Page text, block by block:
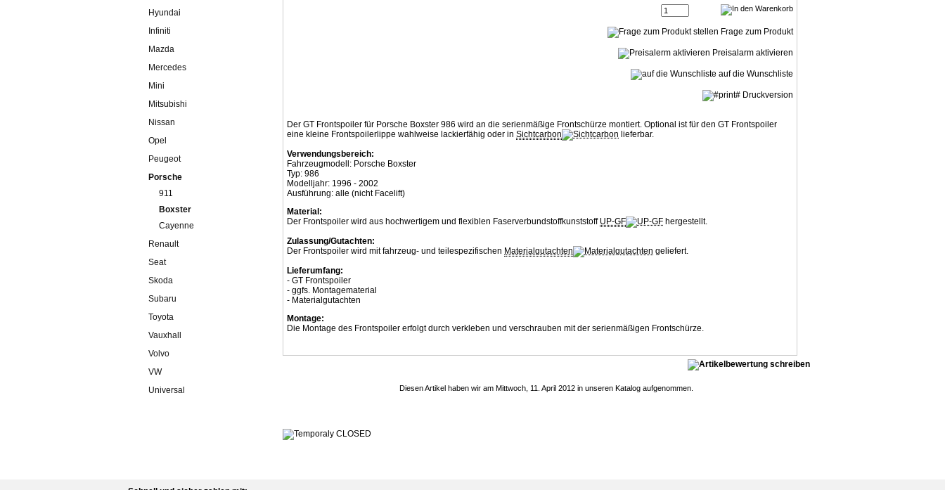
Frage zum Produkt
Preisalarm aktivieren
auf die Wunschliste
Druckversion
Der GT Frontspoiler für Porsche Boxster 986 wird an die serienmäßige Frontschürze montiert. Optional ist für den GT Frontspoiler
eine kleine Frontspoilerlippe wahlweise lackierfähig oder in Sichtcarbon
lieferbar.
Verwendungsbereich:
Fahrzeugmodell: Porsche Boxster
Typ: 986
Modelljahr: 1996 - 2002
Ausführung: alle (nicht Facelift)
Material:
Der Frontspoiler wird aus hochwertigem und flexiblen Faserverbundstoffkunststoff UP-GF
hergestellt.
Zulassung/Gutachten:
Der Frontspoiler wird mit fahrzeug- und teilespezifischen Materialgutachten
geliefert.
Lieferumfang:
- GT Frontspoiler
- ggfs. Montagematerial
- Materialgutachten
Montage:
Die Montage des Frontspoiler erfolgt durch verkleben und verschrauben mit der serienmäßigen Frontschürze.
Diesen Artikel haben wir am Mittwoch, 11. April 2012 in unseren Katalog aufgenommen.
Hyundai
Infiniti
Mazda
Mercedes
Mini
Mitsubishi
Nissan
Opel
Peugeot
Porsche
911
Boxster
Cayenne
Renault
Seat
Skoda
Subaru
Toyota
Vauxhall
Volvo
VW
Universal